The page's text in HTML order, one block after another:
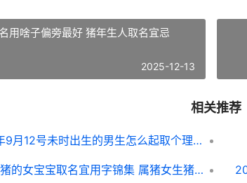
用啥子偏旁最好 猪年生人取名宜忌
2025-12-13
相关推荐
2025年9月12号未时出生的男生怎么起取个理想的名字 2025年9月12日
属相属猪的女宝宝取名宜用字锦集 属猪女生猪宝宝好吗?